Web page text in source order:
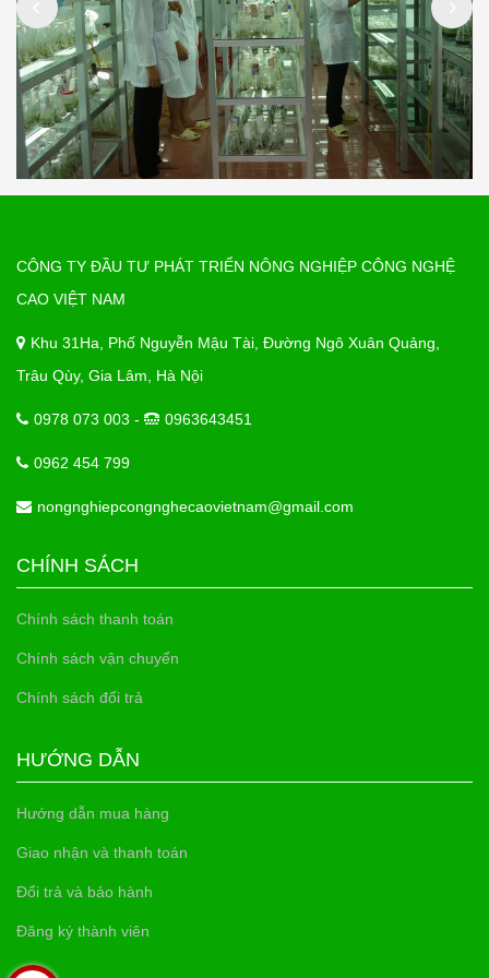
CÔNG TY ĐẦU TƯ PHÁT TRIỂN NÔNG NGHIỆP CÔNG NGHỆ
CAO VIỆT NAM
Khu 31Ha, Phố Nguyễn Mậu Tài, Đường Ngô Xuân Quảng,
Trâu Qùy, Gia Lâm, Hà Nội
0978 073 003 - 0963643451
0962 454 799
nongnghiepcongnghecaovietnam@gmail.com
CHÍNH SÁCH
Chính sách thanh toán
Chính sách vận chuyển
Chính sách đổi trả
HƯỚNG DẪN
Hướng dẫn mua hàng
Giao nhận và thanh toán
Đổi trả và bảo hành
Đăng ký thành viên